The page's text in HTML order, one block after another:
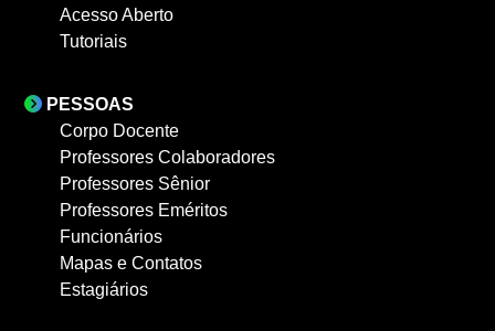
Acesso Aberto
Tutoriais
PESSOAS
Corpo Docente
Professores Colaboradores
Professores Sênior
Professores Eméritos
Funcionários
Mapas e Contatos
Estagiários